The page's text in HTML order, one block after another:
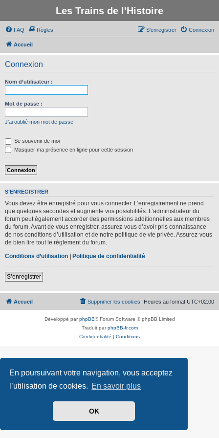
En poursuivant votre navigation, vous acceptez
l’utilisation de cookies. En savoir plus
OK
Les Trains de l'Histoire
FAQ Règles Connexion
S’enregistrer
Accueil
Connexion
Nom d’utilisateur :
Mot de passe :
J’ai oublié mon mot de passe
Se souvenir de moi
Masquer ma présence en ligne pour cette session
S’ENREGISTRER
Vous devez être enregistré pour vous connecter. L’enregistrement ne prend
que quelques secondes et augmente vos possibilités. L’administrateur du
forum peut également accorder des permissions additionnelles aux membres
du forum. Avant de vous enregistrer, assurez-vous d’avoir pris connaissance
de nos conditions d’utilisation et de notre politique de vie privée. Assurez-vous
de bien lire tout le règlement du forum.
Conditions d’utilisation | Politique de confidentialité
S’enregistrer
Accueil Heures au format UTC+02:00
Supprimer les cookies
Développé parphpBB® Forum Software © phpBB Limited
Traduit parphpBB-fr.com
Confidentialité | Conditions